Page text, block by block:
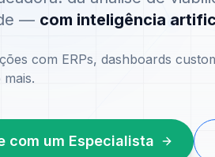
— com inteligência
com ERPs, dashboards
com um Especialista